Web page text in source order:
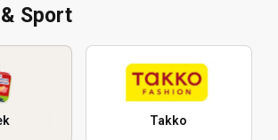
Sport
Takko